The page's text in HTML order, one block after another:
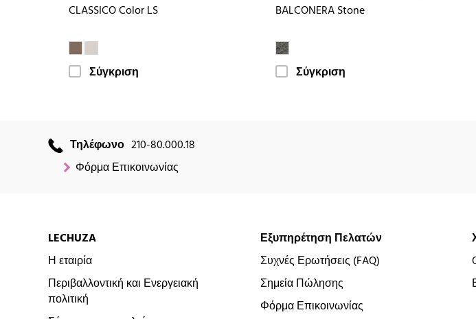
CLASSICO Color LS
Σύγκριση
BALCONERA Stone
Σύγκριση
Τηλέφωνο 210-80.000.18
Φόρμα Επικοινωνίας
LECHUZA
Η εταιρία
Περιβαλλοντική και Ενεργειακή
πολιτική
Εξυπηρέτηση Πελατών
Συχνές Ερωτήσεις (FAQ)
Σημεία Πώλησης
Φόρμα Επικοινωνίας